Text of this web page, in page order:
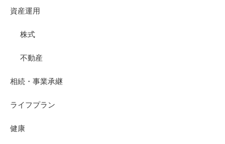
資産運用
株式
不動産
相続・事業承継
ライフプラン
健康